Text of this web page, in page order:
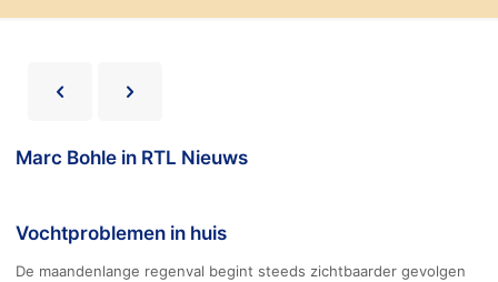
Marc Bohle in RTL Nieuws
Vochtproblemen in huis
De maandenlange regenval begint steeds zichtbaarder gevolgen